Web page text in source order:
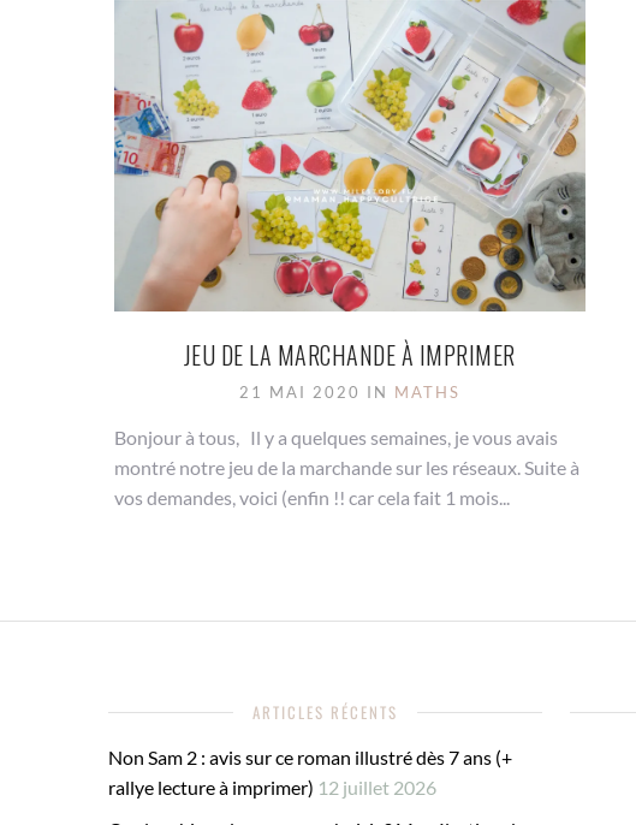
JEU DE LA MARCHANDE À IMPRIMER
21 MAI 2020 IN MATHS
Bonjour à tous, Il y a quelques semaines, je vous avais
montré notre jeu de la marchande sur les réseaux. Suite à
vos demandes, voici (enfin !! car cela fait 1 mois...
ARTICLES RÉCENTS
Non Sam 2 : avis sur ce roman illustré dès 7 ans (+
rallye lecture à imprimer) 12 juillet 2026